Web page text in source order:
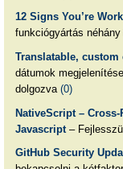
12 Signs You’re
funkciógyártás néhány
Translatable,
dátumok
dolgozva (0)
NativeScript –
Javascript–
GitHub Security